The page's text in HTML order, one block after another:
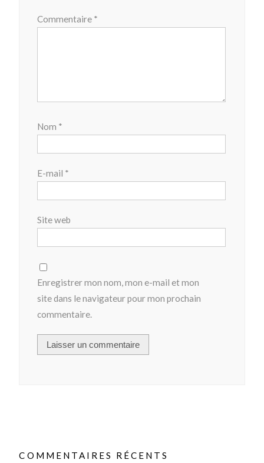
Commentaire *
Nom *
E-mail *
Site web
Enregistrer mon nom, mon e-mail et mon
site dans le navigateur pour mon prochain
commentaire.
COMMENTAIRES RÉCENTS